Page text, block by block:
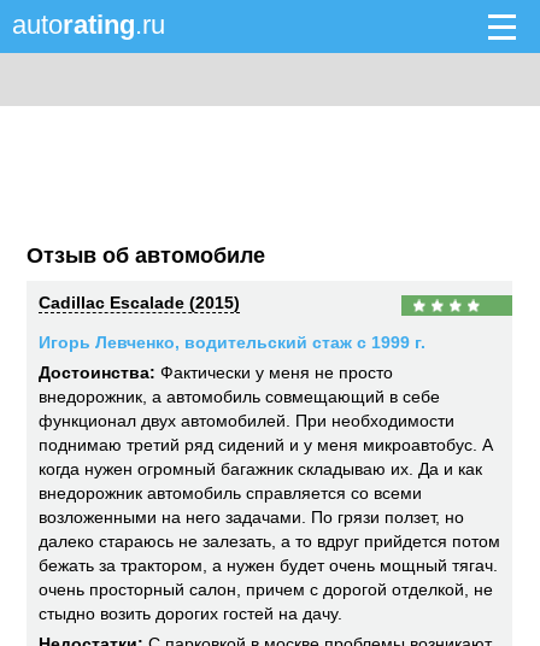
autorating.ru
Отзыв об автомобиле
Cadillac Escalade (2015)
Игорь Левченко, водительский стаж с 1999 г.
Достоинства: Фактически у меня не просто
внедорожник, а автомобиль совмещающий в себе
функционал двух автомобилей. При необходимости
поднимаю третий ряд сидений и у меня микроавтобус. А
когда нужен огромный багажник складываю их. Да и как
внедорожник автомобиль справляется со всеми
возложенными на него задачами. По грязи ползет, но
далеко стараюсь не залезать, а то вдруг прийдется потом
бежать за трактором, а нужен будет очень мощный тягач.
очень просторный салон, причем с дорогой отделкой, не
стыдно возить дорогих гостей на дачу.